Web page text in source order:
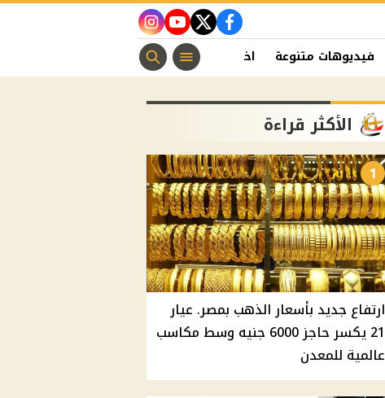
facebook
twitter
youtube
instagram
فيديوهات متنوعة اخبار الفن منوعات مسيحية
الأكثر قراءة
1
ارتفاع جديد بأسعار الذهب بمصر. عيار
21 يكسر حاجز 6000 جنيه وسط مكاسب
عالمية للمعدن